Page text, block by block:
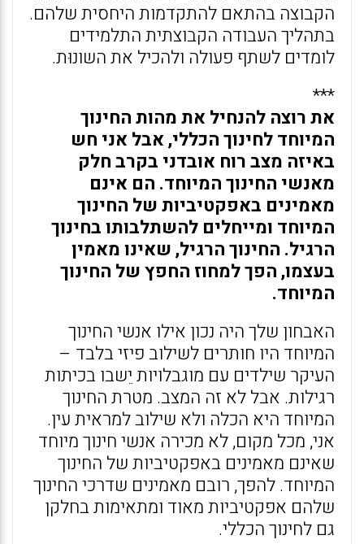
הקבוצה בהתאם להתקדמות היחסית שלהם.
בתהליך העבודה הקבוצתית התלמידים
לומדים לשתף פעולה ולהכיל את השונוּת.
***
את רוצה להנחיל את מהות החינוך
המיוחד לחינוך הכללי, אבל אני חש
באיזה מצב רוח אובדני בקרב חלק
מאנשי החינוך המיוחד. הם אינם
מאמינים באפקטיביות של החינוך
המיוחד ומייחלים להשתלבותו בחינוך
הרגיל. החינוך הרגיל, שאינו מאמין
בעצמו, הפך למחוז החפץ של החינוך
המיוחד.
האבחון שלך היה נכון אילו אנשי החינוך
המיוחד היו חותרים לשילוב פיזי בלבד –
העיקר שילדים עם מוגבלויות יֵשבו בכיתות
רגילות. אבל לא זה המצב. מטרת החינוך
המיוחד היא הכלה ולא שילוב למראית עין.
אני, מכל מקום, לא מכירה אנשי חינוך מיוחד
שאינם מאמינים באפקטיביות של החינוך
המיוחד. להפך, רובם מאמינים שדרכי החינוך
שלהם אפקטיביות מאוד ומתאימות בחלקן
גם לחינוך הכללי.